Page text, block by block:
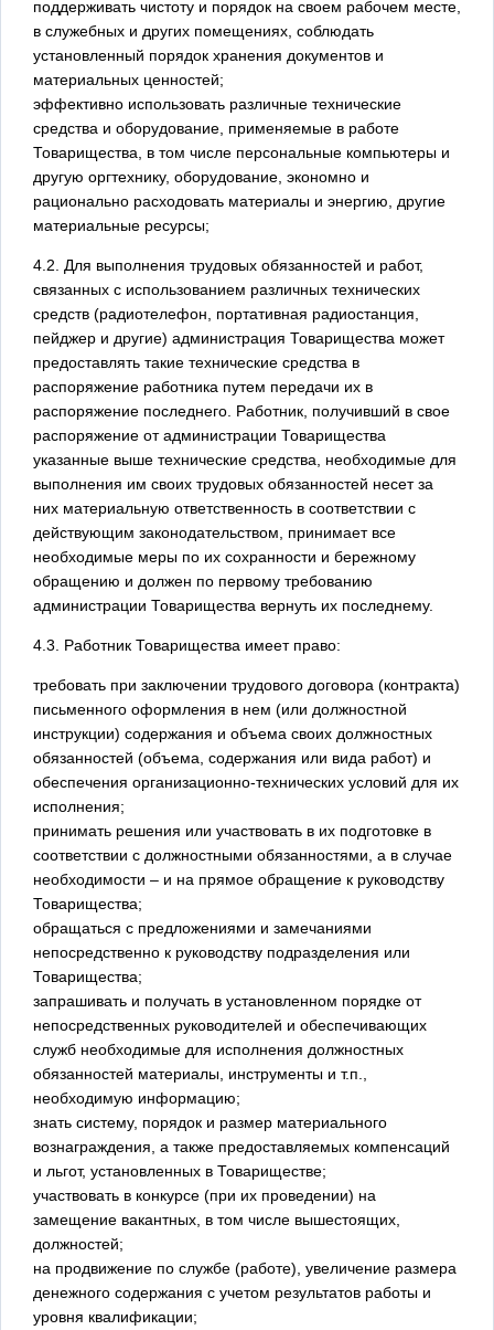
поддерживать чистоту и порядок на своем рабочем месте,
в служебных и других помещениях, соблюдать
установленный порядок хранения документов и
материальных ценностей;
эффективно использовать различные технические
средства и оборудование, применяемые в работе
Товарищества, в том числе персональные компьютеры и
другую оргтехнику, оборудование, экономно и
рационально расходовать материалы и энергию, другие
материальные ресурсы;
4.2. Для выполнения трудовых обязанностей и работ,
связанных с использованием различных технических
средств (радиотелефон, портативная радиостанция,
пейджер и другие) администрация Товарищества может
предоставлять такие технические средства в
распоряжение работника путем передачи их в
распоряжение последнего. Работник, получивший в свое
распоряжение от администрации Товарищества
указанные выше технические средства, необходимые для
выполнения им своих трудовых обязанностей несет за
них материальную ответственность в соответствии с
действующим законодательством, принимает все
необходимые меры по их сохранности и бережному
обращению и должен по первому требованию
администрации Товарищества вернуть их последнему.
4.3. Работник Товарищества имеет право:
требовать при заключении трудового договора (контракта)
письменного оформления в нем (или должностной
инструкции) содержания и объема своих должностных
обязанностей (объема, содержания или вида работ) и
обеспечения организационно-технических условий для их
исполнения;
принимать решения или участвовать в их подготовке в
соответствии с должностными обязанностями, а в случае
необходимости – и на прямое обращение к руководству
Товарищества;
обращаться с предложениями и замечаниями
непосредственно к руководству подразделения или
Товарищества;
запрашивать и получать в установленном порядке от
непосредственных руководителей и обеспечивающих
служб необходимые для исполнения должностных
обязанностей материалы, инструменты и т.п.,
необходимую информацию;
знать систему, порядок и размер материального
вознаграждения, а также предоставляемых компенсаций
и льгот, установленных в Товариществе;
участвовать в конкурсе (при их проведении) на
замещение вакантных, в том числе вышестоящих,
должностей;
на продвижение по службе (работе), увеличение размера
денежного содержания с учетом результатов работы и
уровня квалификации;